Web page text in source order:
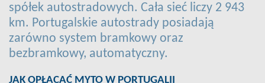
spółek autostradowych. Cała sieć liczy 2 943
km. Portugalskie autostrady posiadają
zarówno system bramkowy oraz
bezbramkowy, automatyczny.
JAK OPŁACAĆ MYTO W PORTUGALII